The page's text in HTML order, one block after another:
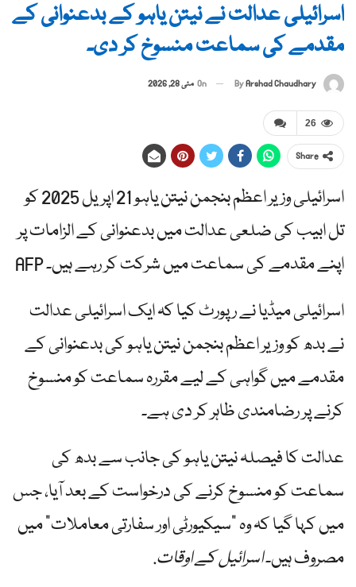
اسرائیلی عدالت نے نیتن یاہو کے بدعنوانی کے
مقدمے کی سماعت منسوخ کر دی۔
ByArshad Chaudhary
On مئی 28, 2026
26
Share
اسرائیلی وزیر اعظم بنجمن نیتن یاہو 21 اپریل 2025 کو
تل ابیب کی ضلعی عدالت میں بدعنوانی کے الزامات پر
اپنے مقدمے کی سماعت میں شرکت کر رہے ہیں۔ AFP
اسرائیلی میڈیا نے رپورٹ کیا کہ ایک اسرائیلی عدالت
نے بدھ کو وزیر اعظم بنجمن نیتن یاہو کی بدعنوانی کے
مقدمے میں گواہی کے لیے مقررہ سماعت کو منسوخ
کرنے پر رضامندی ظاہر کر دی ہے۔
عدالت کا فیصلہ نیتن یاہو کی جانب سے بدھ کی
سماعت کو منسوخ کرنے کی درخواست کے بعد آیا، جس
میں کہا گیا کہ وہ "سیکیورٹی اور سفارتی معاملات” میں
مصروف ہیں۔اسرائیل کے اوقات.